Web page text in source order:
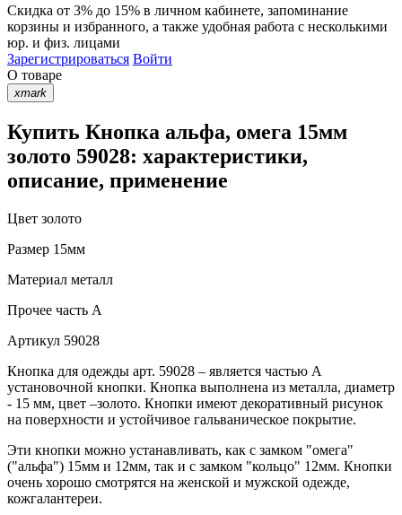
Скидка от 3% до 15% в личном кабинете, запоминание
корзины и избранного, а также удобная работа с несколькими
юр. и физ. лицами
Зарегистрироваться Войти
О товаре
xmark
Купить Кнопка альфа, омега 15мм
золото 59028: характеристики,
описание, применение
Цвет золото
Размер 15мм
Материал металл
Прочее часть A
Артикул 59028
Кнопка для одежды арт. 59028 – является частью А
установочной кнопки. Кнопка выполнена из металла, диаметр
- 15 мм, цвет –золото. Кнопки имеют декоративный рисунок
на поверхности и устойчивое гальваническое покрытие.
Эти кнопки можно устанавливать, как с замком "омега"
("альфа") 15мм и 12мм, так и с замком "кольцо" 12мм. Кнопки
очень хорошо смотрятся на женской и мужской одежде,
кожгалантереи.